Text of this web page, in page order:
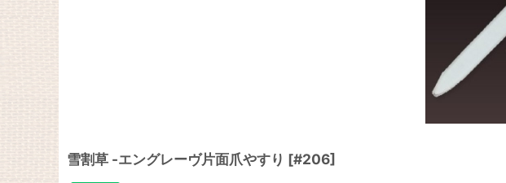
雪割草 -エングレーヴ片面爪やすり [#206]